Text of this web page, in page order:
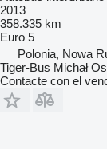
2013
358.335 km
Euro 5
Polonia, Nowa
Tiger-Bus Michał
Contacte con el